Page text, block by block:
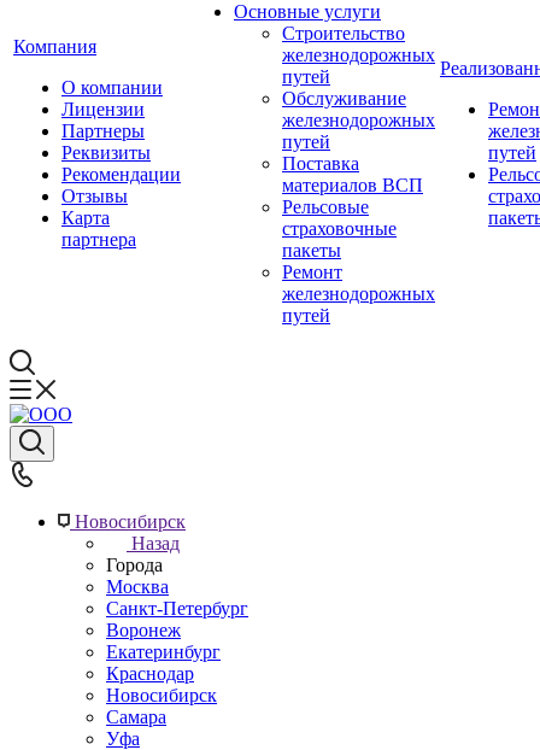
Компания
О компании
Лицензии
Партнеры
Реквизиты
Рекомендации
Отзывы
Карта
партнера
Основные услуги
Строительство
железнодорожных
путей
Обслуживание
железнодорожных
путей
Поставка
материалов ВСП
Рельсовые
страховочные
пакеты
Ремонт
железнодорожных
путей
путей
Новосибирск
Назад
Города
Москва
Санкт-Петербург
Воронеж
Екатеринбург
Краснодар
Новосибирск
Самара
Уфа